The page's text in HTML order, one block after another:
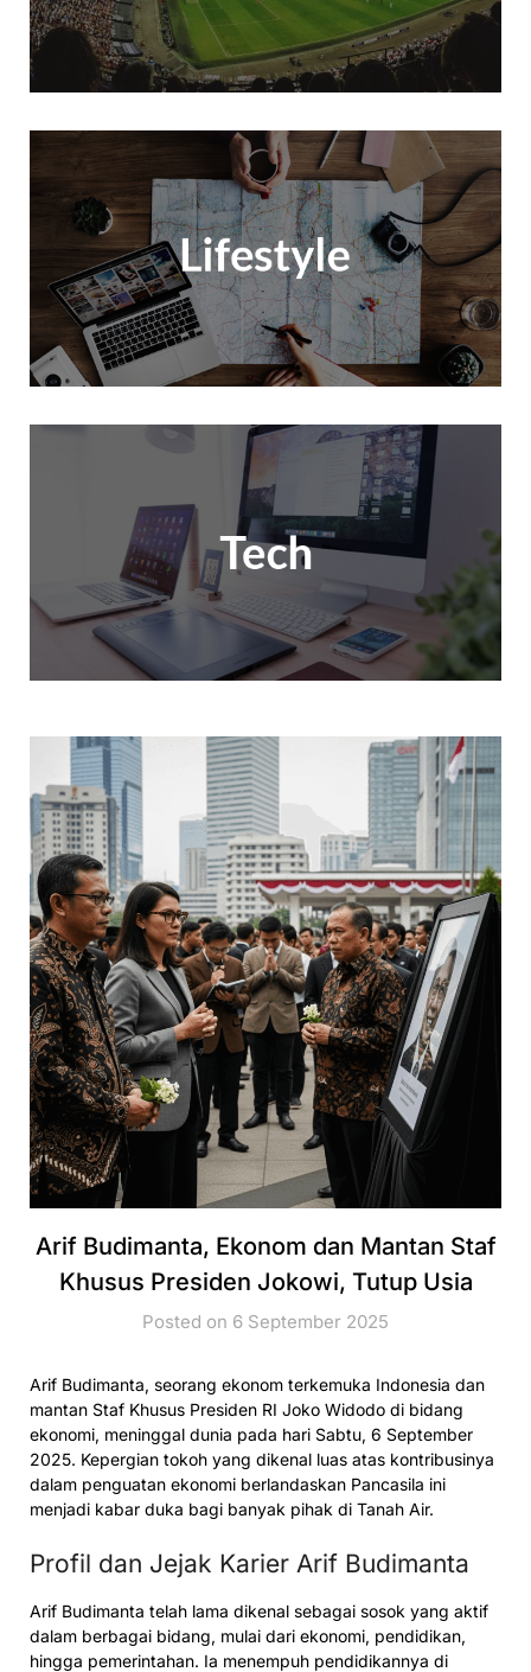
Arif Budimanta, Ekonom dan Mantan Staf
Khusus Presiden Jokowi, Tutup Usia
Posted on 6 September 2025
Arif Budimanta, seorang ekonom terkemuka Indonesia dan
mantan Staf Khusus Presiden RI Joko Widodo di bidang
ekonomi, meninggal dunia pada hari Sabtu, 6 September
2025. Kepergian tokoh yang dikenal luas atas kontribusinya
dalam penguatan ekonomi berlandaskan Pancasila ini
menjadi kabar duka bagi banyak pihak di Tanah Air.
Profil dan Jejak Karier Arif Budimanta
Arif Budimanta telah lama dikenal sebagai sosok yang aktif
dalam berbagai bidang, mulai dari ekonomi, pendidikan,
hingga pemerintahan. Ia menempuh pendidikannya di